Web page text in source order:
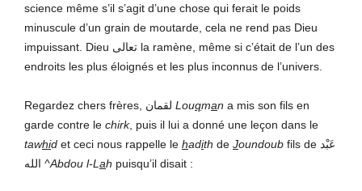
science même s’il s’agit d’une chose qui ferait le poids
minuscule d’un grain de moutarde, cela ne rend pas Dieu
impuissant. Dieu تعالى la ramène, même si c’était de l’un des
endroits les plus éloignés et les plus inconnus de l’univers.
Regardez chers frères, لقمان Louqman a mis son fils en
garde contre le chirk, puis il lui a donné une leçon dans le
tawhid et ceci nous rappelle le hadith de Joundoub fils de عَبْد
^Abdou l-L ah puisqu’il disait :